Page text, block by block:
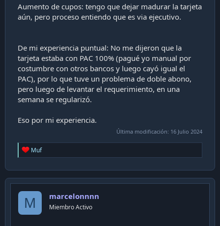
Aumento de cupos: tengo que dejar madurar la tarjeta
aún, pero proceso entiendo que es via ejecutivo.
De mi experiencia puntual: No me dijeron que la
tarjeta estaba con PAC 100% (pagué yo manual por
costumbre con otros bancos y luego cayó igual el
PAC), por lo que tuve un problema de doble abono,
pero luego de levantar el requerimiento, en una
semana se regularizó.
Eso por mi experiencia.
Última modificación: 16 Julio 2024
R
e
c
t
o
n
Muf
M marcelonnnn
Miembro Activo